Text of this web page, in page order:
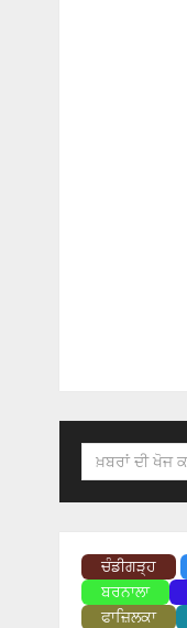
Search
ਚੰਡੀਗੜ੍ਹ
ਬਰਨਾਲਾ
ਫਾਜ਼ਿਲਕਾ